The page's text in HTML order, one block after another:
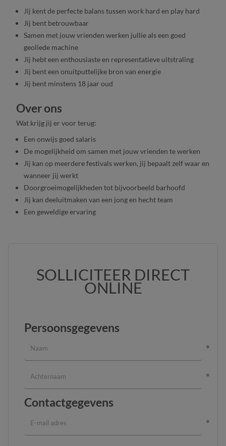
Jij kent de perfecte balans tussen work hard en play hard
Jij bent betrouwbaar
Samen met jouw vrienden werken jullie als een goed
geoliede machine
Jij hebt een enthousiaste en representatieve uitstraling
Jij bent een onuitputtelijke bron van energie
Jij bent minstens 18 jaar oud
Over ons
Wat krijg jij er voor terug:
Een onwijs goed salaris
De mogelijkheid om samen met jouw vrienden te werken
Jij kan op meerdere festivals werken, jij bepaalt zelf waar en
wanneer jij werkt
Doorgroeimogelijkheden tot bijvoorbeeld barhoofd
Jij kan deeluitmaken van een jong en hecht team
Een geweldige ervaring
SOLLICITEER DIRECT
ONLINE
Persoonsgegevens
Contactgegevens